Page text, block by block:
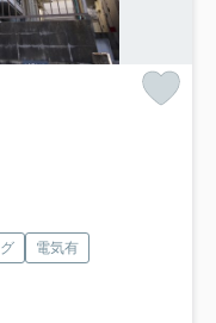
電気有